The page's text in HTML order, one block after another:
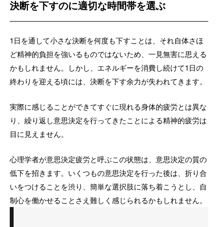
決断を下すのに適切な時間帯を選ぶ
1日を通して小さな決断を何度も下すことは、それ自体さほ
ど精神的負担を強いるものではないため、一見無害に思える
かもしれません。しかし、エネルギーを消費し続けて1日の
終わりを迎える頃には、決断を下す余力が失われてきます。
実際に感じることができてすぐに現れる身体的疲労とは異な
り、繰り返し意思決定を行ってきたことによる精神的疲労は
目に見えません。
心理学者が意思決定疲労と呼ぶこの状態は、意思決定の質の
低下を招きます。いくつもの意思決定を行った後は、折り合
いをつけることを渋り、簡単な選択肢に落ち着こうとし、自
制心を働かせることさえ難しく感じられるかもしれません。